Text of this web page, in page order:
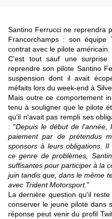
Santino Ferrucci ne reprendra
Francorchamps : son
contrat avec le pilote américain.
C'est tout sauf une
reprendre son pilote Santino
suspension dont il avait
méfaits lors du week-end à
Mais outre ce comportement
tenu à souligner que le pilote
qu'il n'avait pas rempli ses
: "Depuis le début de l'année,
paiement par de prétendus
sponsors à leurs obligations.
ce genre de problèmes,
suffisantes pour participer à la
juin tandis que, dans le même
avec Trident Motorsport."
La dernière question qu'il
conserver le jeune pilote dans
réponse peut venir du profil